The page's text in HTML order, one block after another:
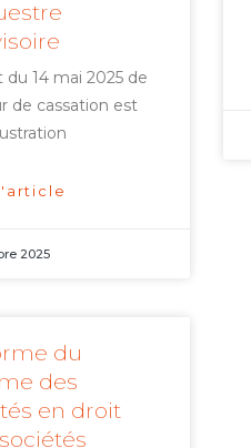
du 14 mai 2025 de
de cassation est
2025
du
des
en droit